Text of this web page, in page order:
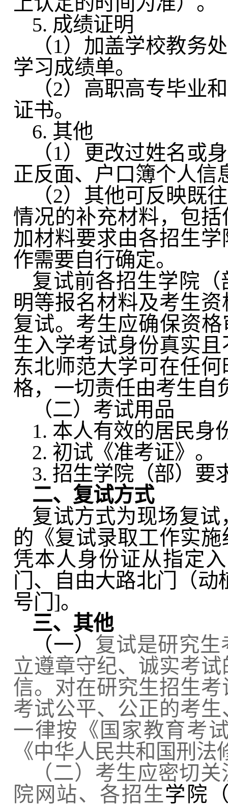
5. 成绩证明
（1）加盖学校教务
学习成绩单。
（2）高职高专毕业
证书。
6. 其他
（1）更改过姓名或
正反面、户口簿个人信
（2）其他可反映既
情况的补充材料，包
加材料要求由各招生
作需要自行确定。
复试前各招生学院
明等报名材料及考生
复试。考生应确保资
生入学考试身份真实
东北师范大学可在任
格，一切责任由考生自
（二）考试用品
1. 本人有效的居民身
2. 初试《准考证》。
3. 招生学院（部）要
二、复试方式
复试方式为现场复
的《复试录取工作实
凭本人身份证从指定
门、自由大路北门（
号门 ]。
三、其他
（一） 复试是研究
立遵章守纪、诚实考
信。对在研究生招生
考试公平、公正的考
一律按《国家教育考
《中华人民共和国刑
（二）考生应密切
院网站、各招生学院